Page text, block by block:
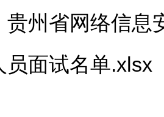
省网络信息
员面试名单.xlsx